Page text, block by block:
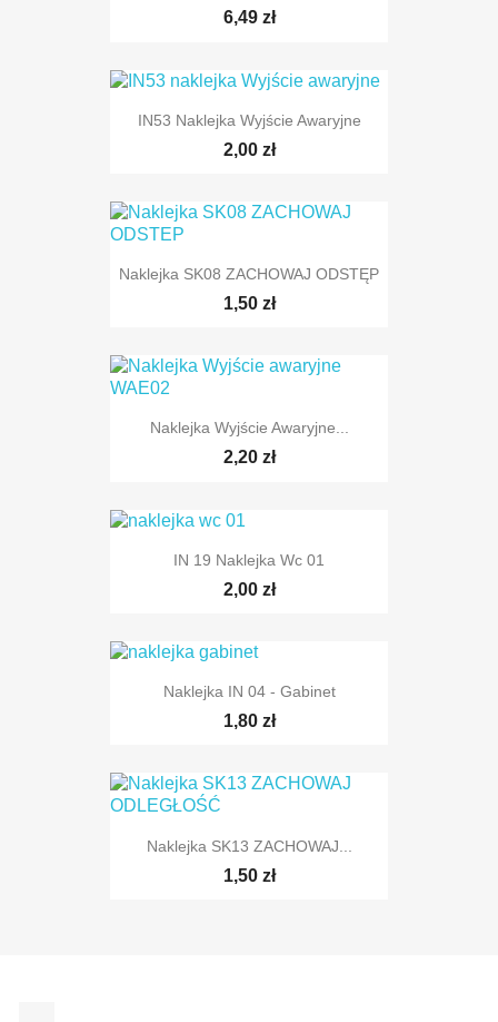
6,49 zł
IN53 Naklejka Wyjście Awaryjne
2,00 zł
Naklejka SK08 ZACHOWAJ ODSTĘP
1,50 zł
Naklejka Wyjście Awaryjne...
2,20 zł
IN 19 Naklejka Wc 01
2,00 zł
Naklejka IN 04 - Gabinet
1,80 zł
Naklejka SK13 ZACHOWAJ...
1,50 zł